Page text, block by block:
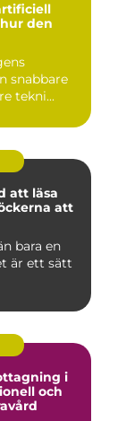
den
snabbare
tekni...
att läsa
att
bara en
är ett sätt
i
och